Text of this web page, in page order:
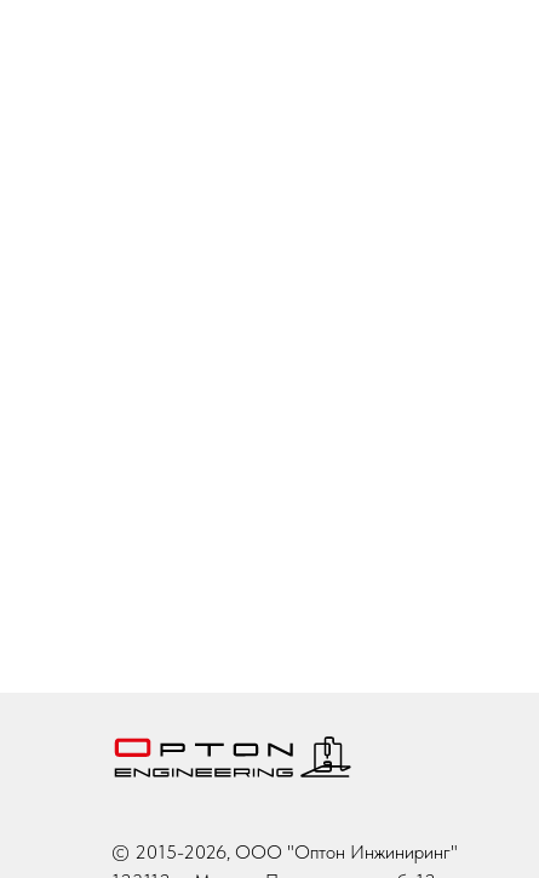
© 2015-2026, ООО "Оптон Инжиниринг"